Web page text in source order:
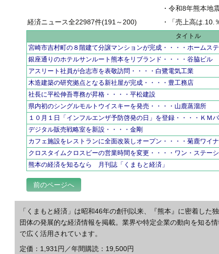
・令和8年熊本地
・
「売上高は.10.％増の
経済ニュース全22987件(191～200)
タイトル
宮崎市吉村町の８階建て分譲マンションが完成・・・・ホームス
銀座通りのホテルサンルート熊本をリブランド・・・・谷脇ビル
アスリート社員が合志市を表敬訪問・・・・白鷺電気工業
木造建築の研究拠点となる新社屋が完成・・・・豊工務店
社長に平松伸吾専務が昇格・・・・平松建設
県内初のシングルモルトウイスキーを発売・・・・山鹿蒸溜所
１０月１日「インフルエンザ予防啓発の日」を登録・・・・ＫＭ
デジタル販売戦略室を新設・・・・金剛
カフェ施設をレストランに全面改装しオープン・・・・菊鹿ワイ
クロスタイムクロスビーの営業時間を変更・・・・ワン・ステー
熊本の経済を知るなら 月刊誌「くまもと経済」
前のページへ
「くまもと経済」は昭和46年の創刊以来、『熊本』に密着し
団体の発展的な経済情報を掲載。業界や特定企業の動向を知る
で広く活用されています。
定価：1,931円／年間購読：19,500円